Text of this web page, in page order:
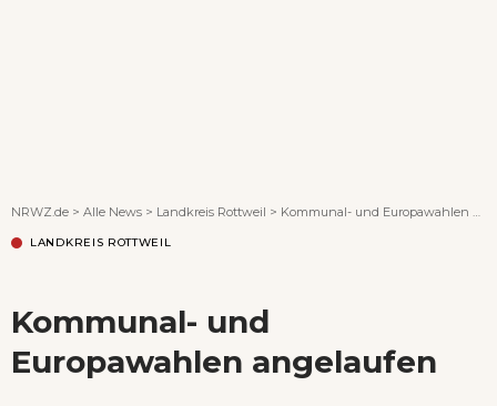
NRWZ.de > Alle News > Landkreis Rottweil > Kommunal- und Europawahlen angelaufen
LANDKREIS ROTTWEIL
Kommunal- und
Europawahlen angelaufen